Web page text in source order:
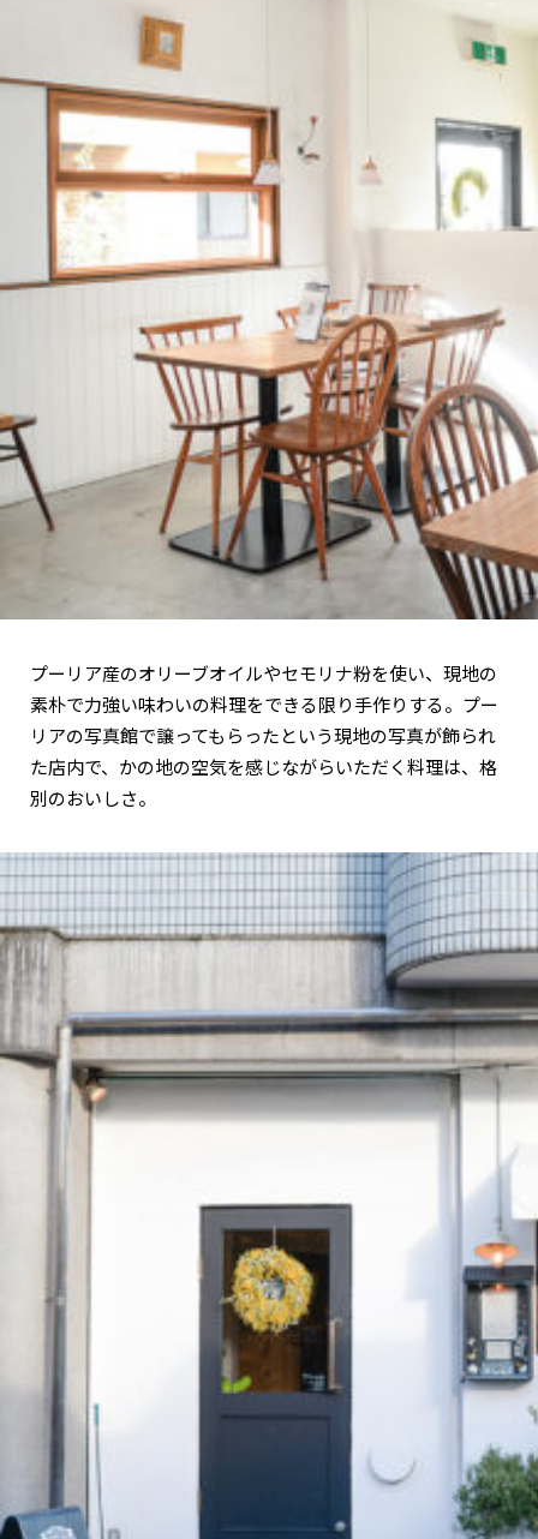
プーリア産のオリーブオイルやセモリナ粉を使い、現地の
素朴で力強い味わいの料理をできる限り手作りする。プー
リアの写真館で譲ってもらったという現地の写真が飾られ
た店内で、かの地の空気を感じながらいただく料理は、格
別のおいしさ。